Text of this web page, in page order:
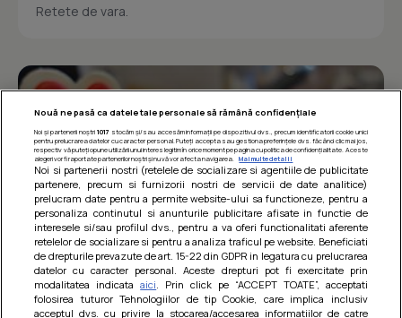
Retete de vara.
Barcute din vinete cu arpagic rosu
Nouă ne pasă ca datele tale personale să rămână confidențiale
Noi și partenerii noștri 1017 stocăm și/sau accesăm informații pe dispozitivul dvs., precum identificatorii cookie unici
pentru prelucrarea datelor cu caracter personal. Puteți accepta sau gestiona preferințele dvs. făcând clic mai jos,
respectiv vă puteți opune utilizării unui interes legitim în orice moment pe pagina cu politica de confidențialitate. Aceste
alegeri vor fi raportate partenerilor noștri și nu vă vor afecta navigarea.
Mai multe detalii
Noi si partenerii nostri (retelele de socializare si agentiile de publicitate
partenere, precum si furnizorii nostri de servicii de date analitice)
prelucram date pentru a permite website-ului sa functioneze, pentru a
personaliza continutul si anunturile publicitare afisate in functie de
interesele si/sau profilul dvs., pentru a va oferi functionalitati aferente
retelelor de socializare si pentru a analiza traficul pe website. Beneficiati
de drepturile prevazute de art. 15-22 din GDPR in legatura cu prelucrarea
datelor cu caracter personal. Aceste drepturi pot fi exercitate prin
modalitatea indicataaici . Prin click pe “ACCEPT TOATE”, acceptati
folosirea tuturor Tehnologiilor de tip Cookie, care implica inclusiv
acceptul dvs. cu privire la stocarea/accesarea informatiilor de catre